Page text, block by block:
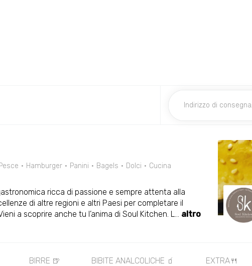
Pesce Hamburger Panini Bagels Dolci
Cucina
ricca di passione e sempre attenta alla
di altre regioni e altri Paesi per completare il
a scoprire anche tu l’anima di Soul Kitchen. L... altro
BIRRE 🍺 BIBITE ANALCOLICHE 🧃 EXTRA🍴